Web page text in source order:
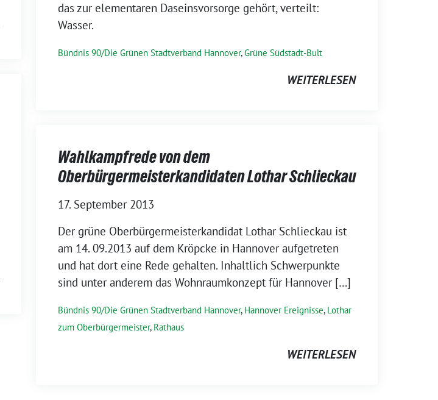
das zur elementaren Daseinsvorsorge gehört, verteilt:
Wasser.
Bündnis 90/Die Grünen Stadtverband Hannover,Grüne Südstadt-Bult
WEITERLESEN
Wahlkampfrede von dem
Oberbürgermeisterkandidaten Lothar Schlieckau
17. September 2013
Der grüne Oberbürgermeisterkandidat Lothar Schlieckau ist
am 14. 09.2013 auf dem Kröpcke in Hannover aufgetreten
und hat dort eine Rede gehalten. Inhaltlich Schwerpunkte
sind unter anderem das Wohnraumkonzept für Hannover […]
Bündnis 90/Die Grünen Stadtverband Hannover, Hannover Ereignisse, Lothar
zum Oberbürgermeister, Rathaus
WEITERLESEN